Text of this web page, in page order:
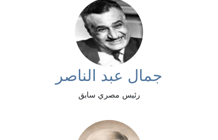
جمال عبد الناصر
رئيس مصري سابق